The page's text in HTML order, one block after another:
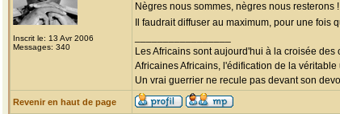
Inscrit le: 13 Avr 2006
Messages: 340
Nègres nous sommes, nègres nous resterons !
Il faudrait diffuser au maximum, pour une fois
Les Africains sont aujourd'hui à la croisée des
Africaines Africains, l'édification de la
Un vrai guerrier ne recule pas devant son
Revenir en haut de page